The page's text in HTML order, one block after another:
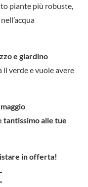
piante più robuste,
e giardino
verde e vuole avere
tantissimo alle tue
in offerta!